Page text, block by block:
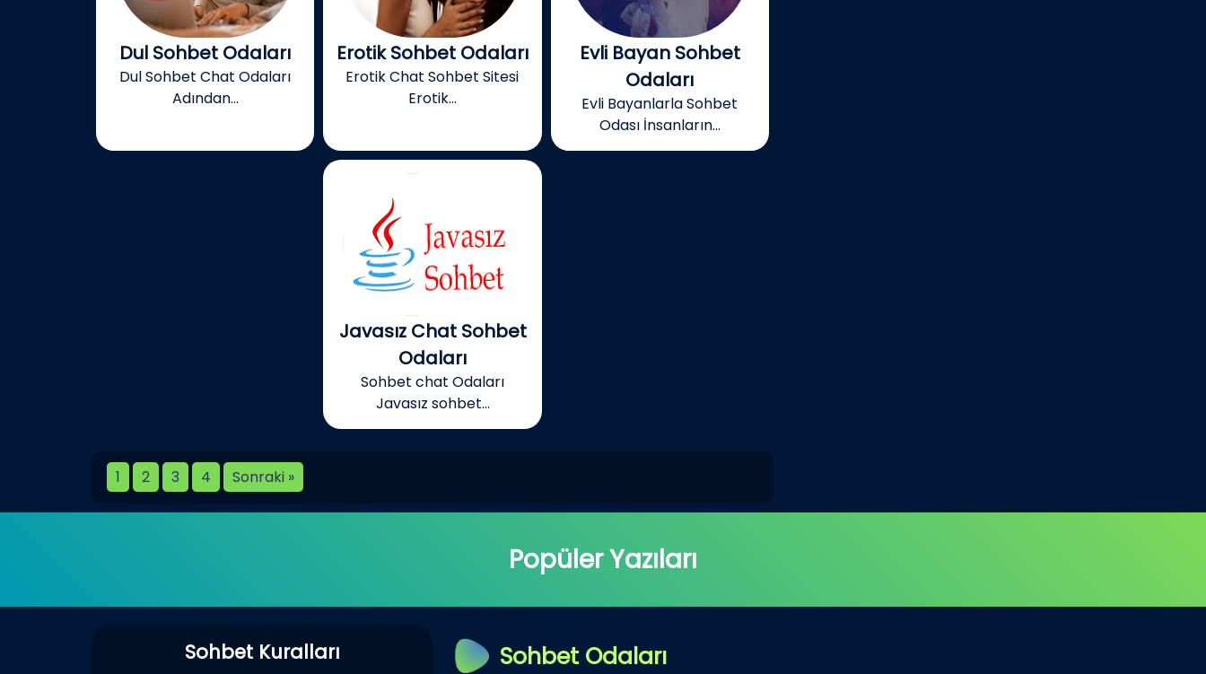
Dul Sohbet Odaları
Dul Sohbet Chat Odaları
Adından...
Erotik Sohbet Odaları
Erotik Chat Sohbet Sitesi
Erotik...
Evli Bayan Sohbet
Odaları
Evli Bayanlarla Sohbet
Odası İnsanların...
Javasız Chat Sohbet
Odaları
Sohbet chat Odaları
Javasız sohbet...
1 2 3 4 Sonraki »
Popüler Yazıları
Sohbet Kuralları Sohbet Odaları